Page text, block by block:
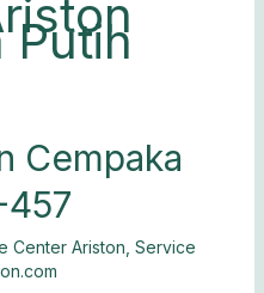
Putih
Cempaka
457
Center Ariston Service